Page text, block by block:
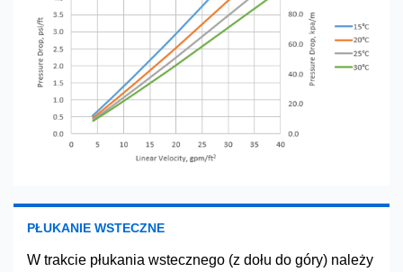
PŁUKANIE WSTECZNE
W trakcie płukania wstecznego (z dołu do góry) należy